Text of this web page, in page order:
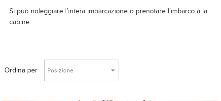
Si può noleggiare l’intera imbarcazione o prenotare l’imbarco à la
cabine.
Ordina per Posizione